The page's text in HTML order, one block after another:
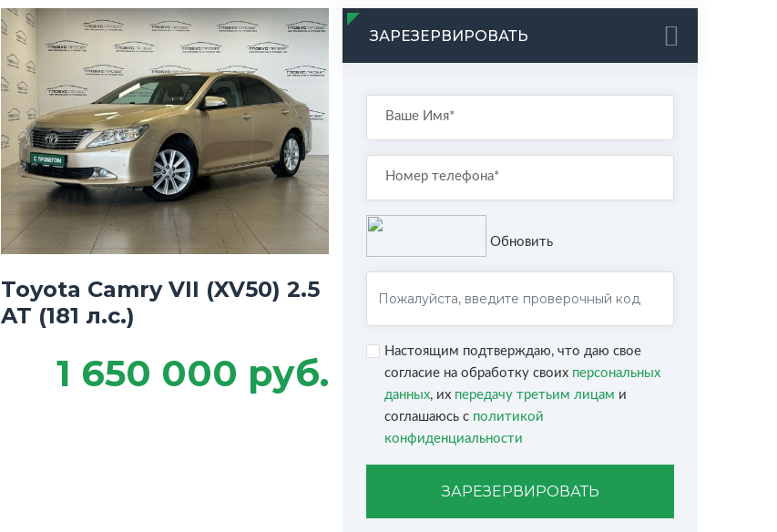
Toyota Camry VII (XV50) 2.5
AT (181 л.с.)
1 650 000 руб.
ЗАРЕЗЕРВИРОВАТЬ
Обновить
Настоящим подтверждаю, что даю свое
согласие на обработку своих персональных
данных, их передачу третьим лицам и
соглашаюсь с политикой
конфиденциальности
ЗАРЕЗЕРВИРОВАТЬ